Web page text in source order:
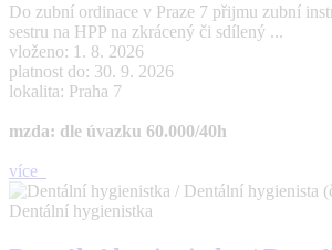
Do zubní ordinace v Praze 7 přijmu zubní
sestru na HPP na zkrácený či sdílený ...
vloženo: 1. 8. 2026
platnost do: 30. 9. 2026
lokalita: Praha 7
mzda: dle úvazku 60.000/40h
více
Dentální hygienistka